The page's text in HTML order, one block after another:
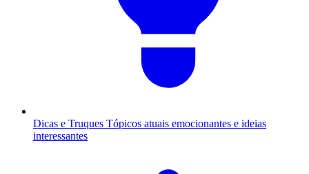
Dicas e Truques Tópicos atuais emocionantes e ideias
interessantes